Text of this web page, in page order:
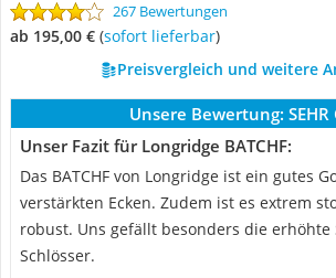
267 Bewertungen
ab 195,00 € ( Sofort lieferbar)
Preisvergleich und weitere
Unsere Bewertung: SEHR
Unser Fazit für Longridge BATCHF:
Das BATCHF von Longridge ist ein gutes
verstärkten Ecken. Zudem ist es extrem
robust. Uns gefällt besonders die
Schlösser.